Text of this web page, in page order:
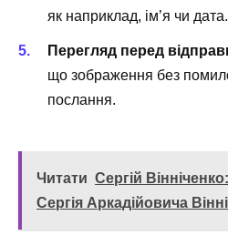
як наприклад, ім’я чи дата.
Перегляд перед
що зображення без
послання.
Читати Сергій
Сергія Аркадійовича